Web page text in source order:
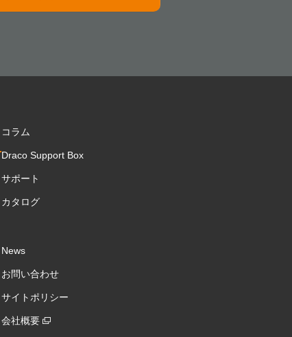
コラム
Draco Support Box
サポート
カタログ
News
お問い合わせ
サイトポリシー
会社概要